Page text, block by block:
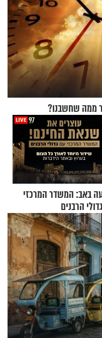
ממה שחשבנו?
באב: המשדר המרכזי
הרבנים